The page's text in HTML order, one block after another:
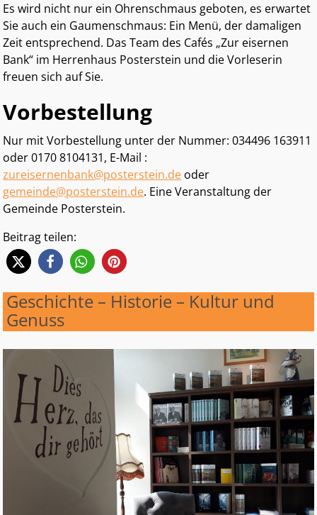
Es wird nicht nur ein Ohrenschmaus geboten, es erwartet
Sie auch ein Gaumenschmaus: Ein Menü, der damaligen
Zeit entsprechend. Das Team des Cafés „Zur eisernen
Bank“ im Herrenhaus Posterstein und die Vorleserin
freuen sich auf Sie.
Vorbestellung
Nur mit Vorbestellung unter der Nummer: 034496 163911
oder 0170 8104131, E-Mail :
zureisernenbank@posterstein.de oder
gemeinde@posterstein.de. Eine Veranstaltung der
Gemeinde Posterstein.
Beitrag teilen:
Geschichte – Historie – Kultur und
Genuss